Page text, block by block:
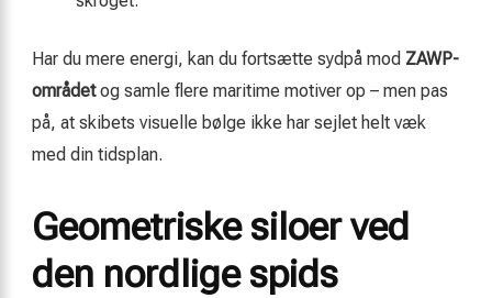
Har du mere energi, kan du fortsætte sydpå mod ZAWP-
områdetog samle flere maritime motiver op – men pas
på, at skibets visuelle bølge ikke har sejlet helt væk
med din tidsplan.
Geometriske siloer ved
den nordlige spids